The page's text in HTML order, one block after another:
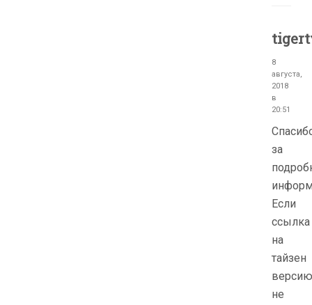
8
августа,
2018
в
20:51
за
Если
ссылка
на
тайзен
версию
не